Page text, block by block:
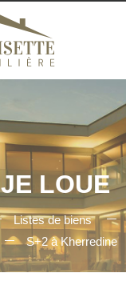
JE LOUE
Listes de biens
S+2 à Kherredine